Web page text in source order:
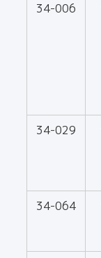
34-006
34-029
34-064